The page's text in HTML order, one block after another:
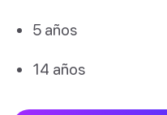
5 años
14 años